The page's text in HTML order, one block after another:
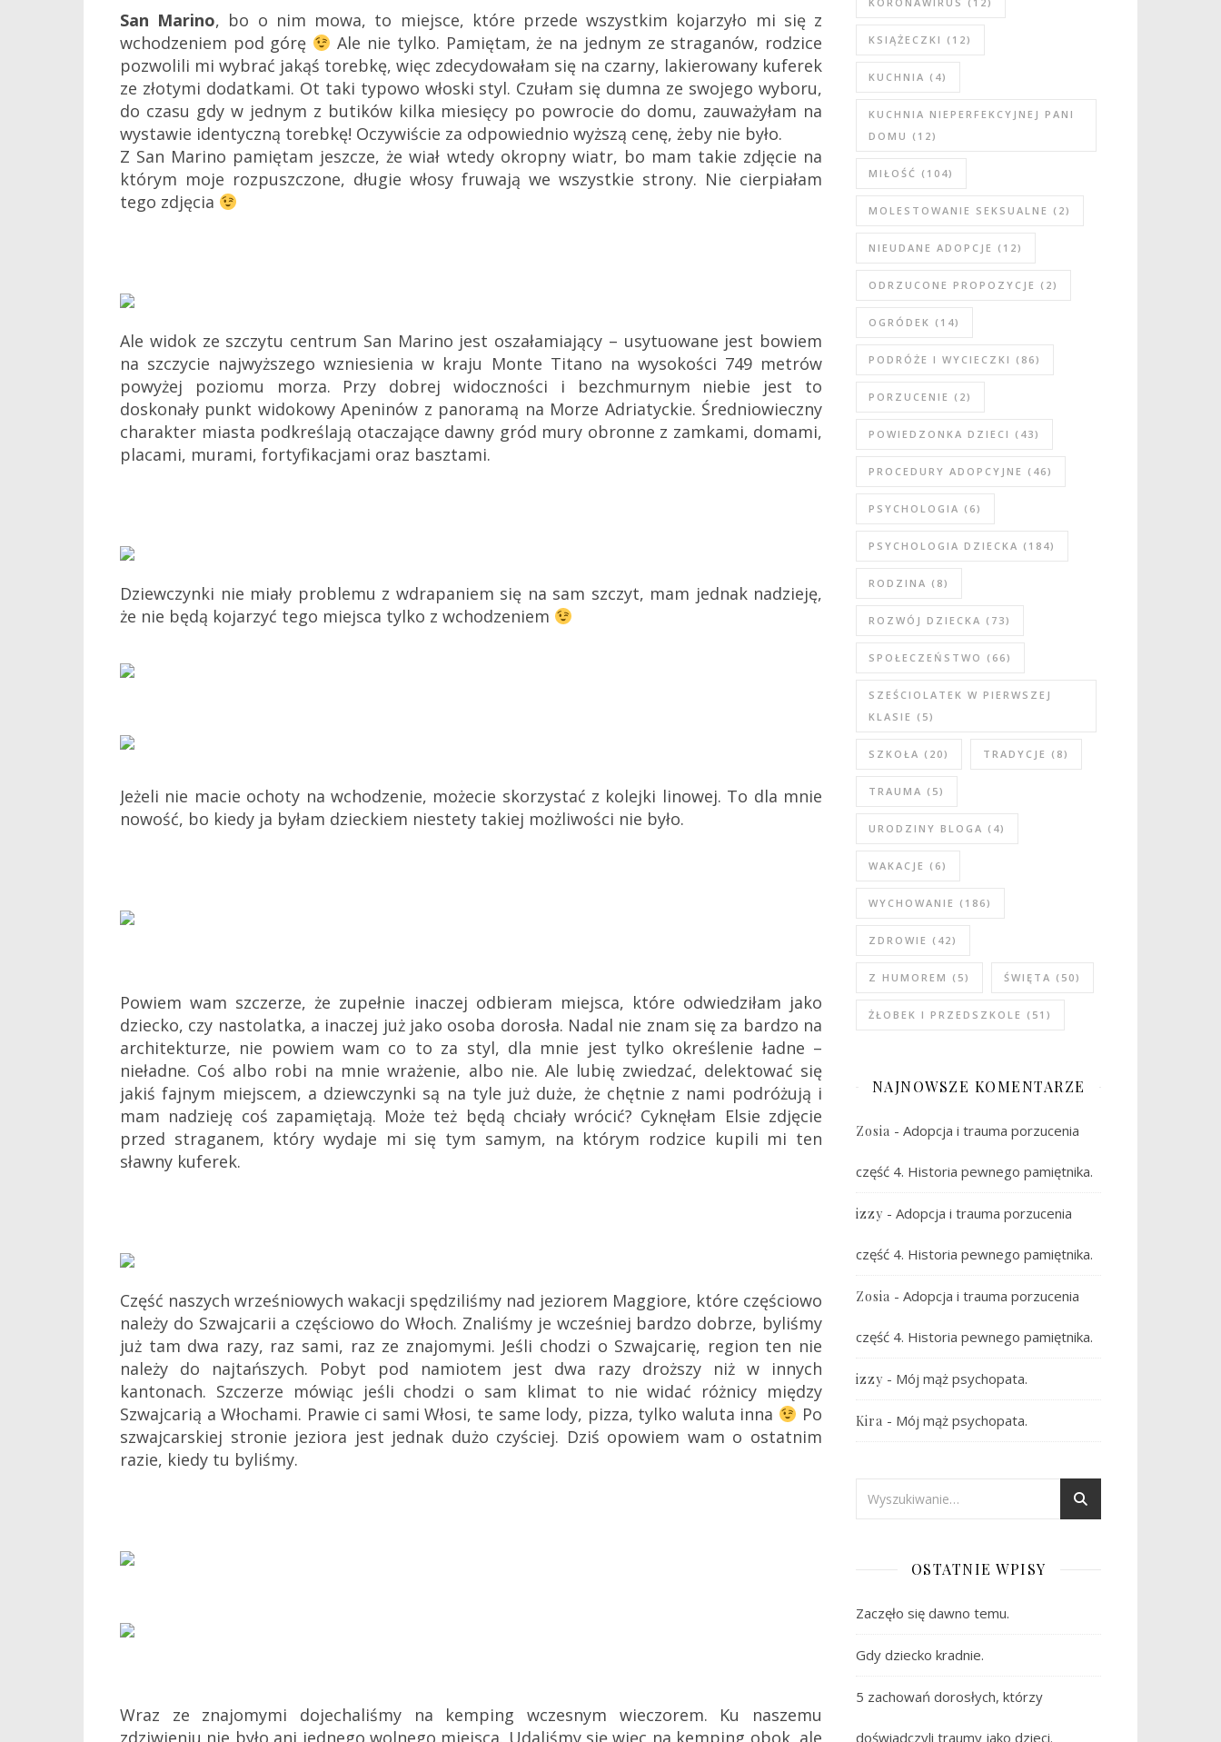
San Marino, bo o nim mowa, to miejsce, które przede wszystkim kojarzyło mi się z
wchodzeniem pod górę
Ale nie tylko. Pamiętam, że na jednym ze straganów, rodzice
pozwolili mi wybrać jakąś torebkę, więc zdecydowałam się na czarny, lakierowany kuferek
ze złotymi dodatkami. Ot taki typowo włoski styl. Czułam się dumna ze swojego wyboru,
do czasu gdy w jednym z butików kilka miesięcy po powrocie do domu, zauważyłam na
wystawie identyczną torebkę! Oczywiście za odpowiednio wyższą cenę, żeby nie było.
Z San Marino pamiętam jeszcze, że wiał wtedy okropny wiatr, bo mam takie zdjęcie na
którym moje rozpuszczone, długie włosy fruwają we wszystkie strony. Nie cierpiałam
tego zdjęcia
Ale widok ze szczytu centrum San Marino jest oszałamiający – usytuowane jest bowiem
na szczycie najwyższego wzniesienia w kraju Monte Titano na wysokości 749 metrów
powyżej poziomu morza. Przy dobrej widoczności i bezchmurnym niebie jest to
doskonały punkt widokowy Apeninów z panoramą na Morze Adriatyckie. Średniowieczny
charakter miasta podkreślają otaczające dawny gród mury obronne z zamkami, domami,
placami, murami, fortyfikacjami oraz basztami.
Dziewczynki nie miały problemu z wdrapaniem się na sam szczyt, mam jednak nadzieję,
że nie będą kojarzyć tego miejsca tylko z wchodzeniem
Jeżeli nie macie ochoty na wchodzenie, możecie skorzystać z kolejki linowej. To dla mnie
nowość, bo kiedy ja byłam dzieckiem niestety takiej możliwości nie było.
Powiem wam szczerze, że zupełnie inaczej odbieram miejsca, które odwiedziłam jako
dziecko, czy nastolatka, a inaczej już jako osoba dorosła. Nadal nie znam się za bardzo na
architekturze, nie powiem wam co to za styl, dla mnie jest tylko określenie ładne –
nieładne. Coś albo robi na mnie wrażenie, albo nie. Ale lubię zwiedzać, delektować się
jakiś fajnym miejscem, a dziewczynki są na tyle już duże, że chętnie z nami podróżują i
mam nadzieję coś zapamiętają. Może też będą chciały wrócić? Cyknęłam Elsie zdjęcie
przed straganem, który wydaje mi się tym samym, na którym rodzice kupili mi ten
sławny kuferek.
Część naszych wrześniowych wakacji spędziliśmy nad jeziorem Maggiore, które częściowo
należy do Szwajcarii a częściowo do Włoch. Znaliśmy je wcześniej bardzo dobrze, byliśmy
już tam dwa razy, raz sami, raz ze znajomymi. Jeśli chodzi o Szwajcarię, region ten nie
należy do najtańszych. Pobyt pod namiotem jest dwa razy droższy niż w innych
kantonach. Szczerze mówiąc jeśli chodzi o sam klimat to nie widać różnicy między
Szwajcarią a Włochami. Prawie ci sami Włosi, te same lody, pizza, tylko waluta inna
Po
szwajcarskiej stronie jeziora jest jednak dużo czyściej. Dziś opowiem wam o ostatnim
razie, kiedy tu byliśmy.
Wraz ze znajomymi dojechaliśmy na kemping wczesnym wieczorem. Ku naszemu
zdziwieniu nie było ani jednego wolnego miejsca. Udaliśmy się więc na kemping obok, ale
KSIĄŻECZKI (12)
KUCHNIA (4)
KUCHNIA NIEPERFEKCYJNEJ PANI
DOMU (12)
MIŁOŚĆ (104)
MOLESTOWANIE SEKSUALNE (2)
NIEUDANE ADOPCJE (12)
ODRZUCONE PROPOZYCJE (2)
OGRÓDEK (14)
PODRÓŻE I WYCIECZKI (86)
PORZUCENIE (2)
POWIEDZONKA DZIECI (43)
PROCEDURY ADOPCYJNE (46)
PSYCHOLOGIA (6)
PSYCHOLOGIA DZIECKA (184)
RODZINA (8)
ROZWÓJ DZIECKA (73)
SPOŁECZEŃSTWO (66)
SZEŚCIOLATEK W PIERWSZEJ
KLASIE (5)
SZKOŁA (20) TRADYCJE (8)
TRAUMA (5)
URODZINY BLOGA (4)
WAKACJE (6)
WYCHOWANIE (186)
ZDROWIE (42)
Z HUMOREM (5) ŚWIĘTA (50)
ŻŁOBEK I PRZEDSZKOLE (51)
NAJNOWSZE KOMENTARZE
Zosia - Adopcja i trauma porzucenia
część 4. Historia pewnego pamiętnika.
izzy - Adopcja i trauma porzucenia
część 4. Historia pewnego pamiętnika.
Zosia - Adopcja i trauma porzucenia
część 4. Historia pewnego pamiętnika.
izzy - Mój mąż psychopata.
Kira - Mój mąż psychopata.
OSTATNIE WPISY
Zaczęło się dawno temu.
Gdy dziecko kradnie.
5 zachowań dorosłych, którzy
doświadczyli traumy jako dzieci.